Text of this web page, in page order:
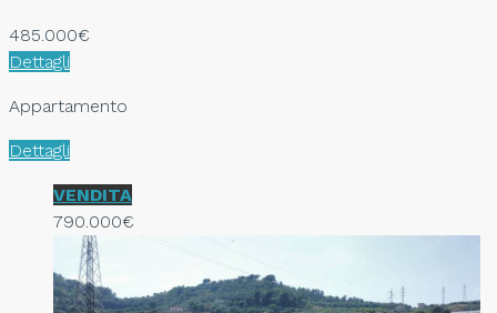
485.000€
Dettagli
Appartamento
Dettagli
VENDITA
790.000€